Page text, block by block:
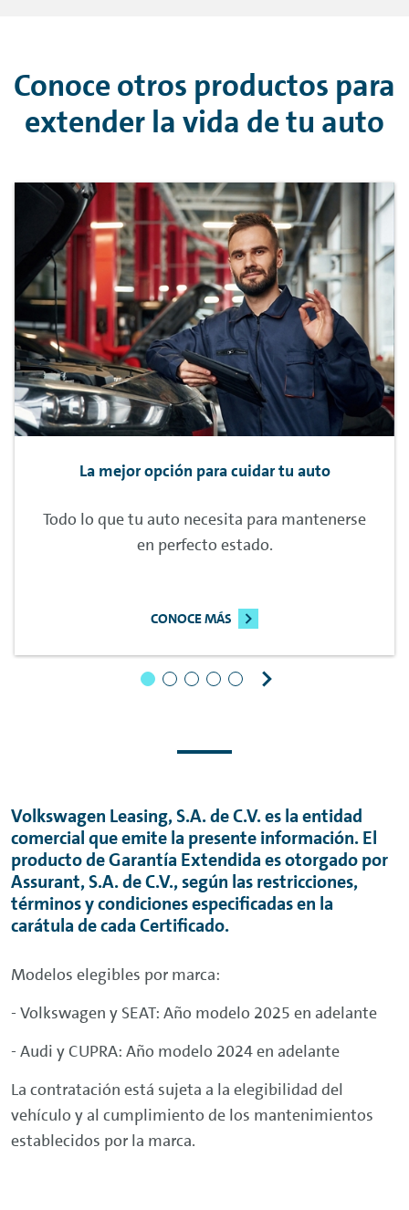
óptimas condiciones.
Conoce otros productos para
extender la vida de tu auto
La mejor opción para cuidar tu auto
Todo lo que tu auto necesita para mantenerse
en perfecto estado.
CONOCE MÁS
Volkswagen Leasing, S.A. de C.V. es la entidad
comercial que emite la presente información. El
producto de Garantía Extendida es otorgado por
Assurant, S.A. de C.V., según las restricciones,
términos y condiciones especificadas en la
carátula de cada Certificado.
Modelos elegibles por marca:
- Volkswagen y SEAT: Año modelo 2025 en adelante
- Audi y CUPRA: Año modelo 2024 en adelante
La contratación está sujeta a la elegibilidad del
vehículo y al cumplimiento de los mantenimientos
establecidos por la marca.